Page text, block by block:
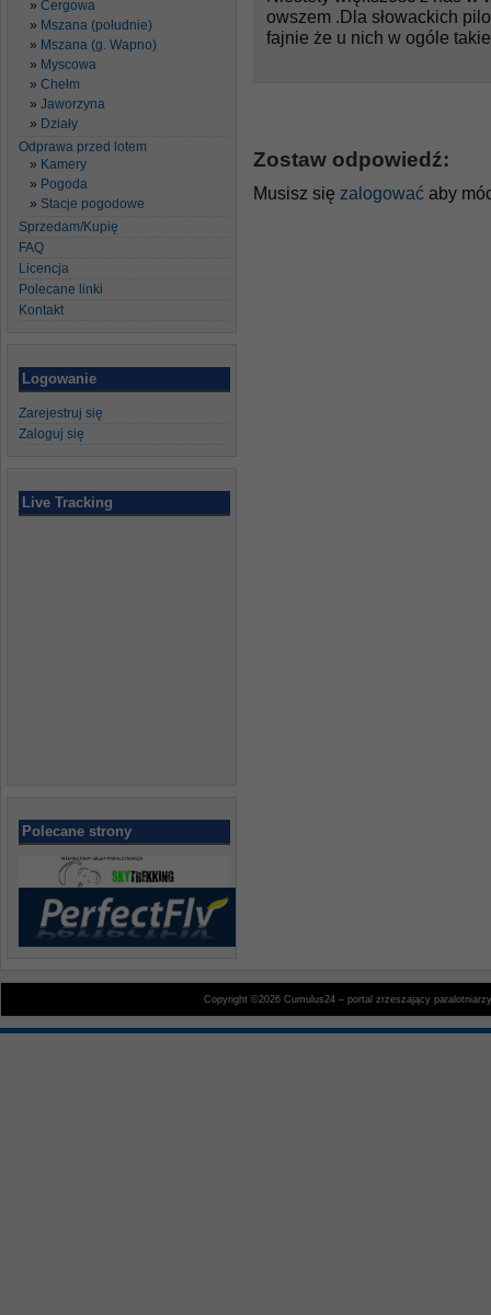
Cergowa
Mszana (południe)
Mszana (g. Wapno)
Myscowa
Chełm
Jaworzyna
Działy
Odprawa przed lotem
Kamery
Pogoda
Stacje pogodowe
Sprzedam/Kupię
FAQ
Licencja
Polecane linki
Kontakt
Logowanie
Zarejestruj się
Zaloguj się
Live Tracking
Polecane strony
owszem .Dla słowackich
fajnie że u nich w ogóle
Zostaw odpowiedź:
Musisz się zalogować aby
Copyright ©2026 Cumulus24 – portal zrzeszający